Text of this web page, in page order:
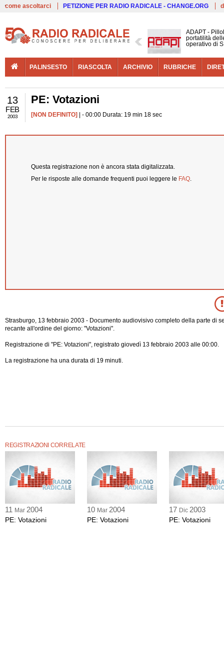
come ascoltarci PETIZIONE PER RADIO RADICALE - CHANGE.ORG
ADAPT -
portatilità
operativo di
PALINSESTO RIASCOLTA ARCHIVIO RUBRICHE
13
FEB
2003
PE: Votazioni
[NON DEFINITO] | - 00:00 Durata: 19 min 18 sec
Questa registrazione non è ancora stata digitalizzata.
Per le risposte alle domande frequenti puoi leggere le FAQ.
Strasburgo, 13 febbraio 2003 - Documento audiovisivo completo della parte di
recante all'ordine del giorno: "Votazioni".
Registrazione di "PE: Votazioni", registrato giovedì 13 febbraio 2003 alle 00:00.
La registrazione ha una durata di 19 minuti.
REGISTRAZIONI CORRELATE
11 Mar 2004
PE: Votazioni
10 Mar 2004
PE: Votazioni
17 Dic 2003
PE: Votazioni